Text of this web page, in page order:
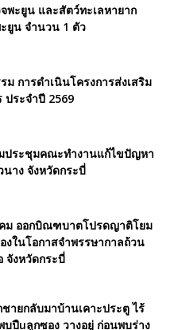
พะยูน และสัตว์ทะเลหายาก
ยูน จำนวน 1 ตัว
ม การดำเนินโครงการส่งเสริม
ประจำปี 2569
ประชุมคณะทำงานแก้ไขปัญหา
าง จังหวัดกระบี่
ม ออกบิณฑบาตโปรดญาติโยม
งในโอกาสจำพรรษากาลถ้วน
จังหวัดกระบี่
ายกลับมาบ้านเคาะประตู ไร้
บปืuลูกซอง วางอยู่ ก่อนพบร่าง